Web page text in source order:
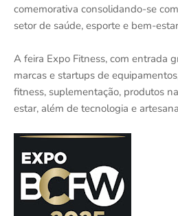
comemorativa consolidando-se
setor de saúde, esporte e bem-
A feira Expo Fitness, com entrada
marcas e startups de
fitness, suplementação, produtos
estar, além de tecnologia e